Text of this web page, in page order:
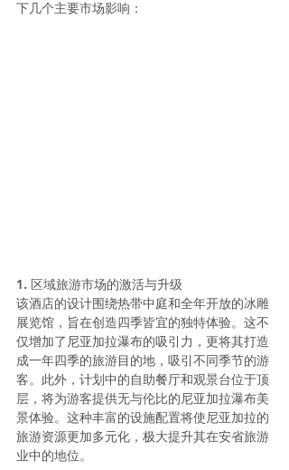
下几个主要市场影响：
1. 区域旅游市场的激活与升级
该酒店的设计围绕热带中庭和全年开放的冰雕
展览馆，旨在创造四季皆宜的独特体验。这不
仅增加了尼亚加拉瀑布的吸引力，更将其打造
成一年四季的旅游目的地，吸引不同季节的游
客。此外，计划中的自助餐厅和观景台位于顶
层，将为游客提供无与伦比的尼亚加拉瀑布美
景体验。这种丰富的设施配置将使尼亚加拉的
旅游资源更加多元化，极大提升其在安省旅游
业中的地位。